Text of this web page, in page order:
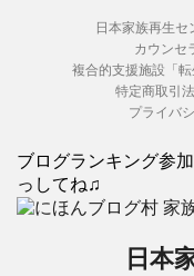
日本家族再生セ
カウンセ
複合的支援施設「転
特定商取引
プライバ
ブログランキング参
っしてね♫
日本